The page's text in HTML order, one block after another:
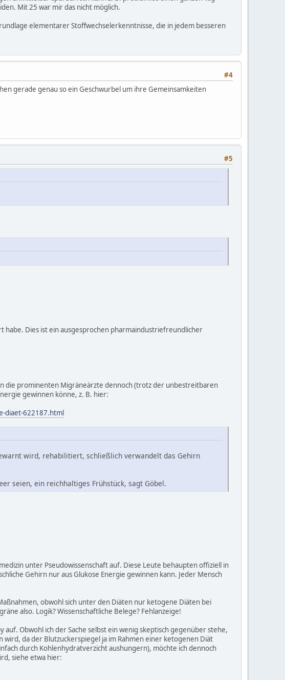
Mit 25 war mir das nicht möglich.
elementarer Stoffwechselerkenntnisse, die in jedem besseren
#4
gerade genau so ein Geschwurbel um ihre Gemeinsamkeiten
#5
habe. Dies ist ein ausgesprochen pharmaindustriefreundlicher
die prominenten Migräneärzte dennoch (trotz der unbestreitbaren
gewinnen könne, z. B. hier:
diaet-622187.html
wird, rehabilitiert, schließlich verwandelt das Gehirn
seien, ein reichhaltiges Frühstück, sagt Göbel.
unter Pseudowissenschaft auf. Diese Leute behaupten offiziell in
Gehirn nur aus Glukose Energie gewinnen kann. Jeder Mensch
obwohl sich unter den Diäten nur ketogene Diäten bei
also. Logik? Wissenschaftliche Belege? Fehlanzeige!
Obwohl ich der Sache selbst ein wenig skeptisch gegenüber stehe,
da der Blutzuckerspiegel ja im Rahmen einer ketogenen Diät
durch Kohlenhydratverzicht aushungern), möchte ich dennoch
siehe etwa hier: